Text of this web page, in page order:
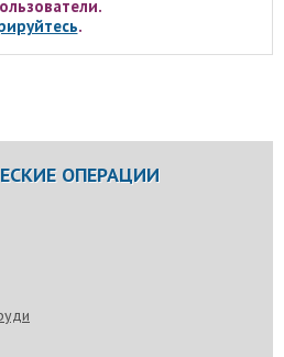
.
ОПЕРАЦИИ